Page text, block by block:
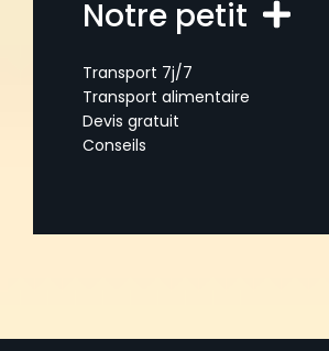
Notre petit
Transport 7j/7
Transport alimentaire
Devis gratuit
Conseils